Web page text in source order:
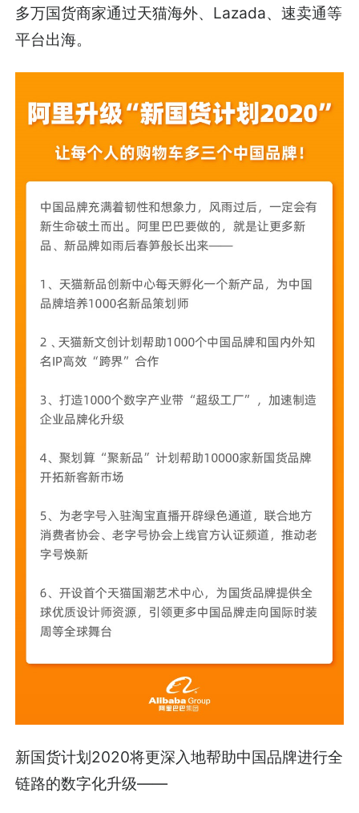
多万国货商家通过天猫海外、Lazada、速卖通等
平台出海。
新国货计划2020将更深入地帮助中国品牌进行全
链路的数字化升级——